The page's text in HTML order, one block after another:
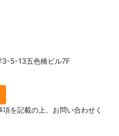
5-13五色橋ビル7F
を記載の上、お問い合わせく